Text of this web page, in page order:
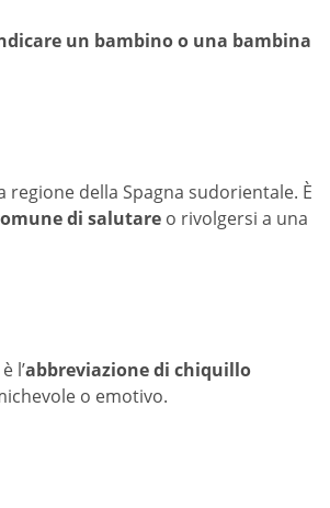
un bambino o una bambina
regione della Spagna sudorientale. È
di salutare o rivolgersi a una
l’abbreviazione di chiquillo
o emotivo.